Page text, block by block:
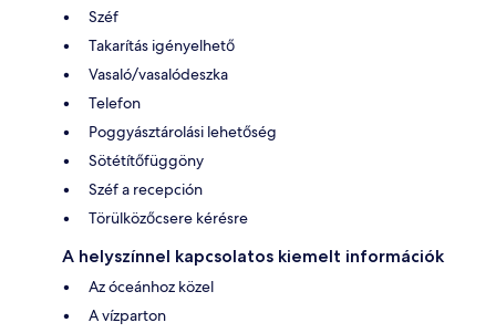
Széf
Takarítás igényelhető
Vasaló/vasalódeszka
Telefon
Poggyásztárolási lehetőség
Sötétítőfüggöny
Széf a recepción
Törülközőcsere kérésre
A helyszínnel kapcsolatos kiemelt információk
Az óceánhoz közel
A vízparton